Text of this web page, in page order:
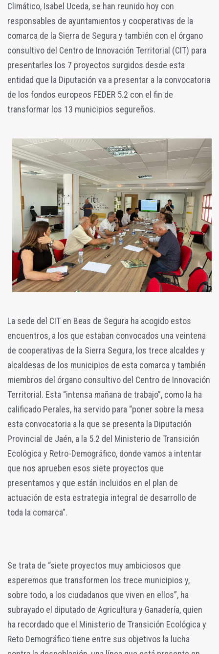
Climático, Isabel Uceda, se han reunido hoy con
responsables de ayuntamientos y cooperativas de la
comarca de la Sierra de Segura y también con el órgano
consultivo del Centro de Innovación Territorial (CIT) para
presentarles los 7 proyectos surgidos desde esta
entidad que la Diputación va a presentar a la convocatoria
de los fondos europeos FEDER 5.2 con el fin de
transformar los 13 municipios segureños.
La sede del CIT en Beas de Segura ha acogido estos
encuentros, a los que estaban convocados una veintena
de cooperativas de la Sierra Segura, los trece alcaldes y
alcaldesas de los municipios de esta comarca y también
miembros del órgano consultivo del Centro de Innovación
Territorial. Esta “intensa mañana de trabajo”, como la ha
calificado Perales, ha servido para “poner sobre la mesa
esta convocatoria a la que se presenta la Diputación
Provincial de Jaén, a la 5.2 del Ministerio de Transición
Ecológica y Retro-Demográfico, donde vamos a intentar
que nos aprueben esos siete proyectos que
presentamos y que están incluidos en el plan de
actuación de esta estrategia integral de desarrollo de
toda la comarca”.
Se trata de “siete proyectos muy ambiciosos que
esperemos que transformen los trece municipios y,
sobre todo, a los ciudadanos que viven en ellos”, ha
subrayado el diputado de Agricultura y Ganadería, quien
ha recordado que el Ministerio de Transición Ecológica y
Reto Demográfico tiene entre sus objetivos la lucha